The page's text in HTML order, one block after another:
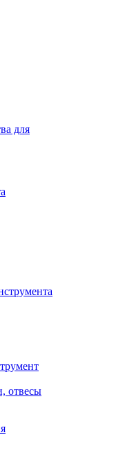
для
отвесы